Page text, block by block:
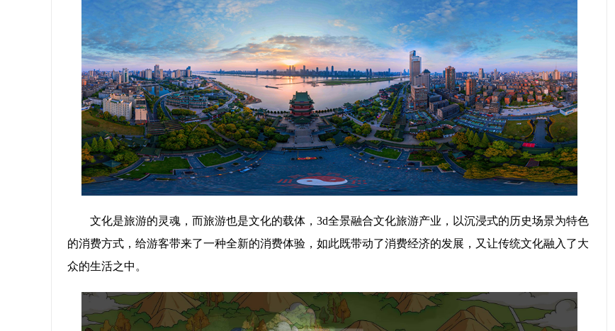
文化是旅游的灵魂，而旅游也是文化的载体，3d全景融合文化旅游产业，以沉浸式的历史场景为特色
的消费方式，给游客带来了一种全新的消费体验，如此既带动了消费经济的发展，又让传统文化融入了大
众的生活之中。